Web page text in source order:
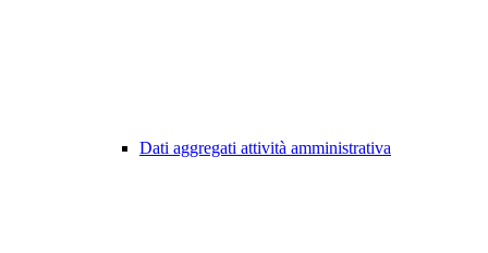
Dati aggregati attività amministrativa